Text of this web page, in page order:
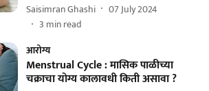
Saisimran Ghashi
07 July 2024
3 min read
आरोग्य
Menstrual Cycle : मासिक पाळीच्या
चक्राचा योग्य कालावधी किती असावा ?